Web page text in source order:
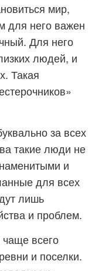
мир,
для него важен
Для него
людей, и
Такая
за всех
такие люди не
и
для всех
лишь
и проблем.
всего
и поселки.